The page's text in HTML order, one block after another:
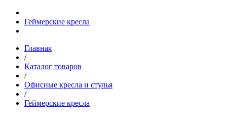
Геймерские кресла
Главная
/
Каталог товаров
/
Офисные кресла и стулья
/
Геймерские кресла